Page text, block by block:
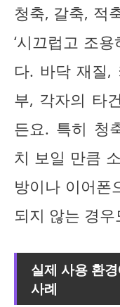
청축, 갈축, 적
‘시끄럽고 조
다. 바닥 재질,
부, 각자의 타
든요. 특히 청
치 보일 만큼
방이나 이어폰
되지 않는 경
실제 사용 환
사례